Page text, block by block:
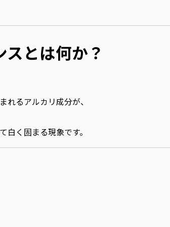
とは何か？
れるアルカリ成分が、
白く固まる現象です。